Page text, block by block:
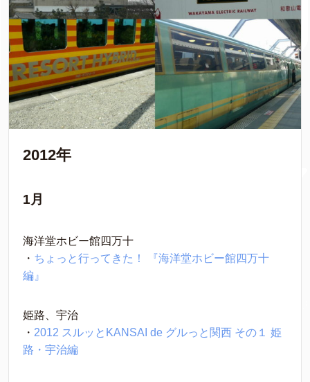
2012年
1月
海洋堂ホビー館四万十
・ ちょっと行ってきた！ 『海洋堂ホビー館四万十
編』
姫路、宇治
・ 2012 スルッとKANSAI de グルっと関西 その１ 姫
路・宇治編